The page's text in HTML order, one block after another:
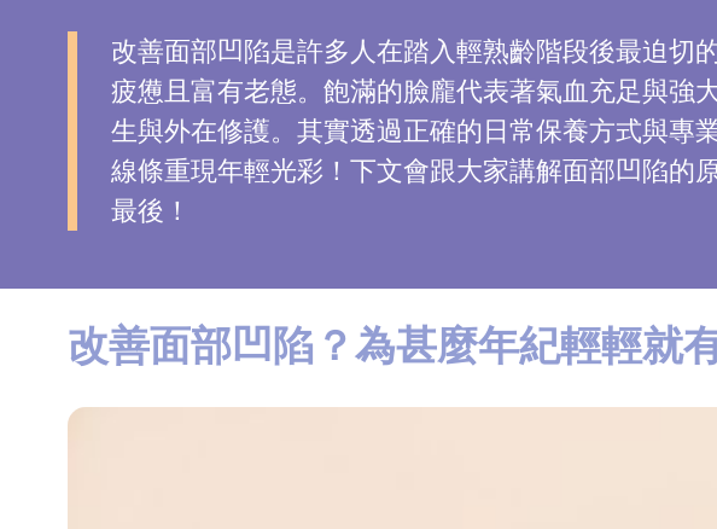
去
印
知
改善面部凹陷是許多人在踏入輕熟齡階段後最迫切
疲憊且富有老態。飽滿的臉龐代表著氣血充足與強
生與外在修護。其實透過正確的日常保養方式與專
線條重現年輕光彩！下文會跟大家講解面部凹陷的
最後！
改善面部凹陷？為甚麼年紀輕輕就